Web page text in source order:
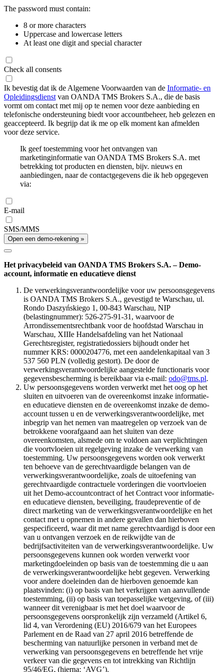
The password must contain:
8 or more characters
Uppercase and lowercase letters
At least one digit and special character
Check all consents
Ik bevestig dat ik de Algemene Voorwaarden van de Informatie- en
Opleidingsdienst van OANDA TMS Brokers S.A., die de basis
vormt om contact met mij op te nemen voor deze aanbieding en
telefonische ondersteuning biedt voor accountbeheer, heb gelezen en
geaccepteerd. Ik begrijp dat ik me op elk moment kan afmelden
voor deze service.
Ik geef toestemming voor het ontvangen van
marketinginformatie van OANDA TMS Brokers S.A. met
betrekking tot producten en diensten, bijv. nieuws en
aanbiedingen, naar de contactgegevens die ik heb opgegeven
via:
E-mail
SMS/MMS
Open een demo-rekening »
Het privacybeleid van OANDA TMS Brokers S.A. – Demo-
account, informatie en educatieve dienst
De verwerkingsverantwoordelijke voor uw persoonsgegevens
is OANDA TMS Brokers S.A., gevestigd te Warschau, ul.
Rondo Daszyńskiego 1, 00-843 Warschau, NIP
(belastingnummer): 526-275-91-31, waarvoor de
Arrondissementsrechtbank voor de hoofdstad Warschau in
Warschau, XIIIe Handelsafdeling van het Nationaal
Gerechtsregister, registratiedossiers bijhoudt onder het
nummer KRS: 0000204776, met een aandelenkapitaal van 3
537 560 PLN (volledig gestort). De door de
verwerkingsverantwoordelijke aangestelde functionaris voor
gegevensbescherming is bereikbaar via e-mail: odo@tms.pl.
Uw persoonsgegevens worden verwerkt met het oog op het
sluiten en uitvoeren van de overeenkomst inzake informatie-
en educatieve diensten en de overeenkomst inzake de demo-
account tussen u en de verwerkingsverantwoordelijke, met
inbegrip van het nemen van maatregelen op verzoek van de
betrokkene voorafgaand aan het sluiten van deze
overeenkomsten, alsmede om te voldoen aan verplichtingen
die voortvloeien uit regelgeving inzake de verwerking van
toestemming. Uw persoonsgegevens worden ook verwerkt
ten behoeve van de gerechtvaardigde belangen van de
verwerkingsverantwoordelijke, zoals de uitoefening van
gerechtvaardigde contractuele vorderingen die voortvloeien
uit het Demo-accountcontract of het Contract voor informatie-
en educatieve diensten, beveiliging, fraudepreventie of de
direct marketing van de verwerkingsverantwoordelijke en het
contact met u opnemen in andere gevallen dan hierboven
gespecificeerd, waar dit met name gerechtvaardigd is door een
van u ontvangen verzoek en de reikwijdte van de
bedrijfsactiviteiten van de verwerkingsverantwoordelijke. Uw
persoonsgegevens kunnen ook worden verwerkt voor
marketingdoeleinden op basis van de toestemming die u aan
de verwerkingsverantwoordelijke hebt gegeven. Verwerking
voor andere doeleinden dan de hierboven genoemde kan
plaatsvinden: (i) op basis van het verkrijgen van aanvullende
toestemming, (ii) op basis van toepasselijke wetgeving, of (iii)
wanneer dit verenigbaar is met het doel waarvoor de
persoonsgegevens oorspronkelijk zijn verzameld (Artikel 6,
lid 4, van Verordening (EU) 2016/679 van het Europees
Parlement en de Raad van 27 april 2016 betreffende de
bescherming van natuurlijke personen in verband met de
verwerking van persoonsgegevens en betreffende het vrije
verkeer van die gegevens en tot intrekking van Richtlijn
95/46/EG, (hierna: ‘AVG’).